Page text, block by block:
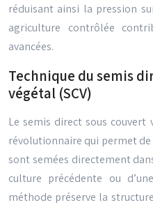
réduisant ainsi la pression
agriculture contrôlée
avancées.
Technique du semis
végétal (SCV)
Le semis direct sous couvert
révolutionnaire qui permet de
sont semées directement
culture précédente ou
méthode préserve la